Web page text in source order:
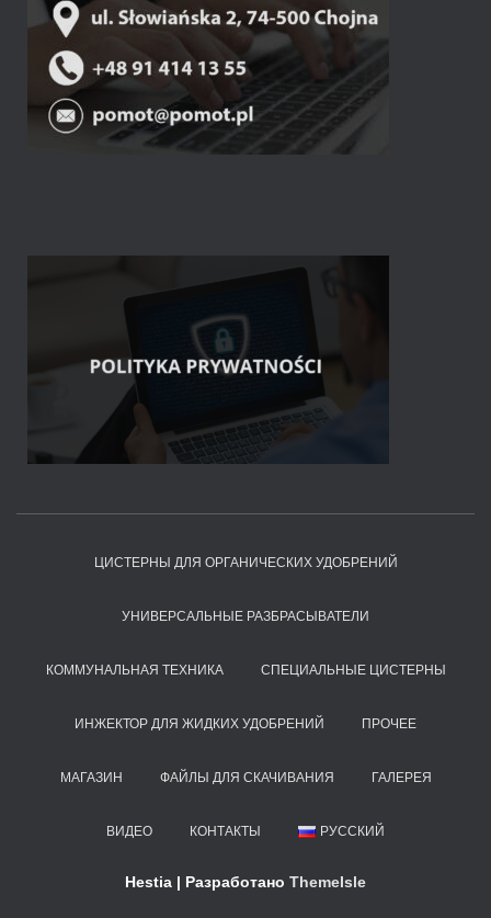
ЦИСТЕРНЫ ДЛЯ ОРГАНИЧЕСКИХ УДОБРЕНИЙ
УНИВЕРСАЛЬНЫЕ РАЗБРАСЫВАТЕЛИ
КОММУНАЛЬНАЯ ТЕХНИКА СПЕЦИАЛЬНЫЕ ЦИСТЕРНЫ
ИНЖЕКТОР ДЛЯ ЖИДКИХ УДОБРЕНИЙ ПРОЧЕЕ
МАГАЗИН ФАЙЛЫ ДЛЯ СКАЧИВАНИЯ ГАЛЕРЕЯ
ВИДЕО КОНТАКТЫ РУССКИЙ
Hestia | Разработано ThemeIsle